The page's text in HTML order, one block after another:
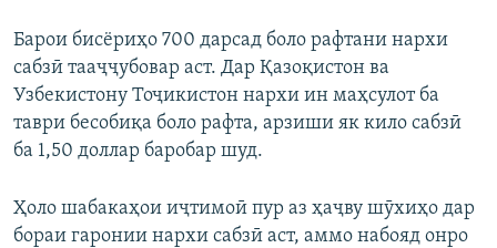
Барои бисёриҳо 700 дарсад боло рафтани нархи
сабзӣ тааҷҷубовар аст. Дар Қазоқистон ва
Узбекистону Тоҷикистон нархи ин маҳсулот ба
таври бесобиқа боло рафта, арзиши як кило сабзӣ
ба 1,50 доллар баробар шуд.
Ҳоло шабакаҳои иҷтимоӣ пур аз ҳаҷву шӯхиҳо дар
бораи гаронии нархи сабзӣ аст, аммо набояд онро